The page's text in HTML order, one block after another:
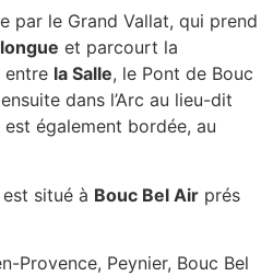
par le Grand Vallat, qui prend
et parcourt la
entre la Salle, le Pont de Bouc
dans l’Arc au lieu-dit
également bordée, au
est situé à Bouc Bel Air prés
Provence, Peynier, Bouc Bel